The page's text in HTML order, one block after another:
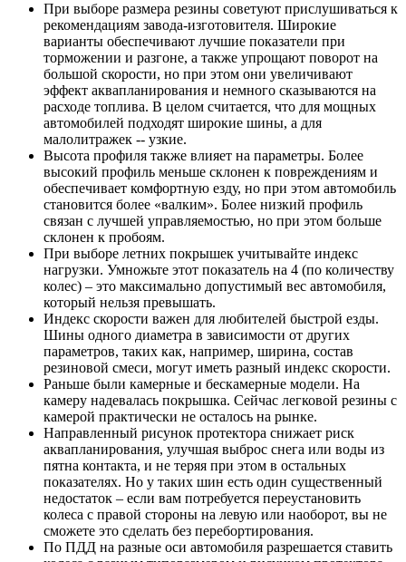
При выборе размера резины советуют прислушиваться к
рекомендациям завода-изготовителя. Широкие
варианты обеспечивают лучшие показатели при
торможении и разгоне, а также упрощают поворот на
большой скорости, но при этом они увеличивают
эффект аквапланирования и немного сказываются на
расходе топлива. В целом считается, что для мощных
автомобилей подходят широкие шины, а для
малолитражек -- узкие.
Высота профиля также влияет на параметры. Более
высокий профиль меньше склонен к повреждениям и
обеспечивает комфортную езду, но при этом автомобиль
становится более «валким». Более низкий профиль
связан с лучшей управляемостью, но при этом больше
склонен к пробоям.
При выборе летних покрышек учитывайте индекс
нагрузки. Умножьте этот показатель на 4 (по количеству
колес) – это максимально допустимый вес автомобиля,
который нельзя превышать.
Индекс скорости важен для любителей быстрой езды.
Шины одного диаметра в зависимости от других
параметров, таких как, например, ширина, состав
резиновой смеси, могут иметь разный индекс скорости.
Раньше были камерные и бескамерные модели. На
камеру надевалась покрышка. Сейчас легковой резины с
камерой практически не осталось на рынке.
Направленный рисунок протектора снижает риск
аквапланирования, улучшая выброс снега или воды из
пятна контакта, и не теряя при этом в остальных
показателях. Но у таких шин есть один существенный
недостаток – если вам потребуется переустановить
колеса с правой стороны на левую или наоборот, вы не
сможете это сделать без перебортирования.
По ПДД на разные оси автомобиля разрешается ставить